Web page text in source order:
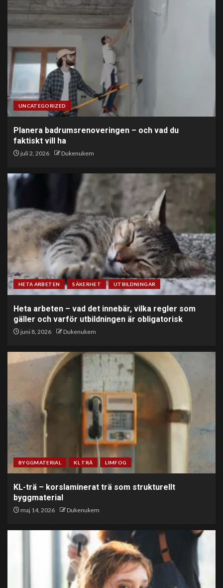
UNCATEGORIZED
Planera badrumsrenoveringen – och vad du
faktiskt vill ha
juli 2, 2026 Dukenukem
HETA ARBETEN SÄKERHET UTBILDNINGAR
Heta arbeten – vad det innebär, vilka regler som
gäller och varför utbildningen är obligatorisk
juni 8, 2026 Dukenukem
BYGGMATERIAL KL TRÄ LIMFOG
KL-trä – korslaminerat trä som strukturellt
byggmaterial
maj 14, 2026 Dukenukem